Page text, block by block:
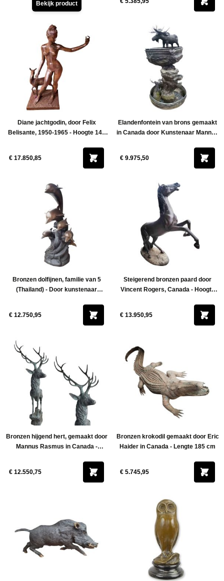
Bekijk product
Diane jachtgodin, door Felix
Belisante, 1950-1965 - Hoogte 140
€ 17.850,85
Elandenfontein van brons gemaakt
in Canada door Kunstenaar Mannus
€ 9.975,50
Bronzen dolfijnen, familie van 5
(Thailand) - Door kunstenaar
€ 12.750,95
Steigerend bronzen paard door
Vincent Rogers, Canada - Hoogte
€ 13.950,95
Bronzen hijgend hert, gemaakt door
Mannus Rasmus in Canada -
€ 12.550,75
Bronzen krokodil gemaakt door Eric
Haider in Canada - Lengte 185 cm
€ 5.745,95